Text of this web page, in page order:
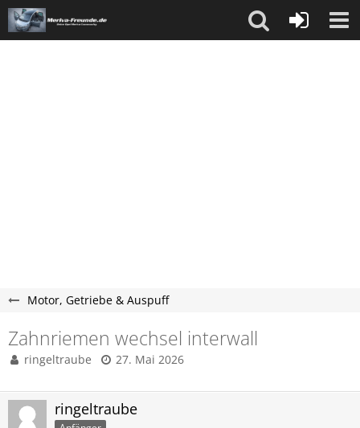
Motor, Getriebe & Auspuff
Zahnriemen wechsel interwall
ringeltraube 27. Mai 2026
ringeltraube